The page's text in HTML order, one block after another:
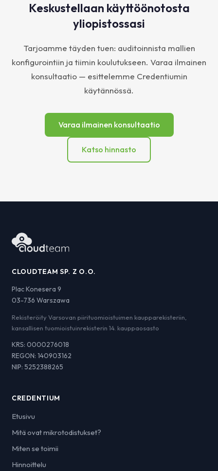
Keskustellaan käyttöönotosta
yliopistossasi
Tarjoamme täyden tuen: auditoinnista mallien
konfigurointiin ja tiimin koulutukseen. Varaa ilmainen
konsultaatio — esittelemme Credentiumin
käytännössä.
Varaa ilmainen konsultaatio
Katso hinnasto
CLOUDTEAM SP. Z O.O.
Plac Konesera 9
03-736 Warszawa
Rekisteröity Varsovan piirituomioistuimen kaupparekisteriin,
kansallisen tuomioistuinrekisterin 14. kauppaosasto
KRS: 0000276018
REGON: 140903162
NIP: 5252388265
CREDENTIUM
Etusivu
Mitä ovat mikrotodistukset?
Miten se toimii
Hinnoittelu